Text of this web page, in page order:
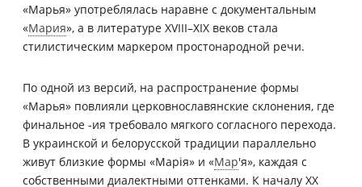
«Марья» употреблялась наравне с документальным
«Мария», а в литературе XVIII–XIX веков стала
стилистическим маркером простонародной речи.
По одной из версий, на распространение формы
«Марья» повлияли церковнославянские склонения, где
финальное -ия требовало мягкого согласного перехода.
В украинской и белорусской традиции параллельно
живут близкие формы «Марія» и «Мар'я», каждая с
собственными диалектными оттенками. К началу XX